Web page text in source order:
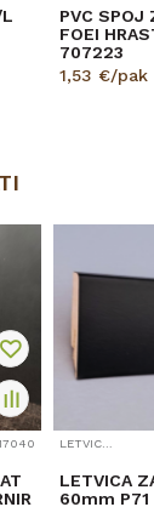
PVC SPOJ
FOEI
707223
1,53 €/pak
LETVICA
60mm P71